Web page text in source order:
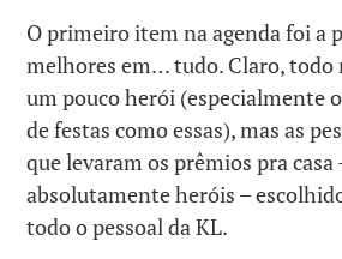
O primeiro item na agenda foi a
melhores em… tudo. Claro, todo
um pouco herói (especialmente
de festas como essas), mas as
que levaram os prêmios pra casa
absolutamente heróis –
todo o pessoal da KL.